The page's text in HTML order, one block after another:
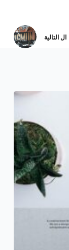
ال التالية